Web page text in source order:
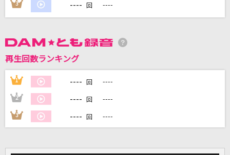
DAMの新曲・ランキングなど
カラオケ最新情報をチェック！
カラオケをもっと楽しもう！
家族や友達と一緒に！練習にも！
3 ---- 回 ----
再生回数ランキング
1 ---- 回 ----
2 ---- 回 ----
3 ---- 回 ----